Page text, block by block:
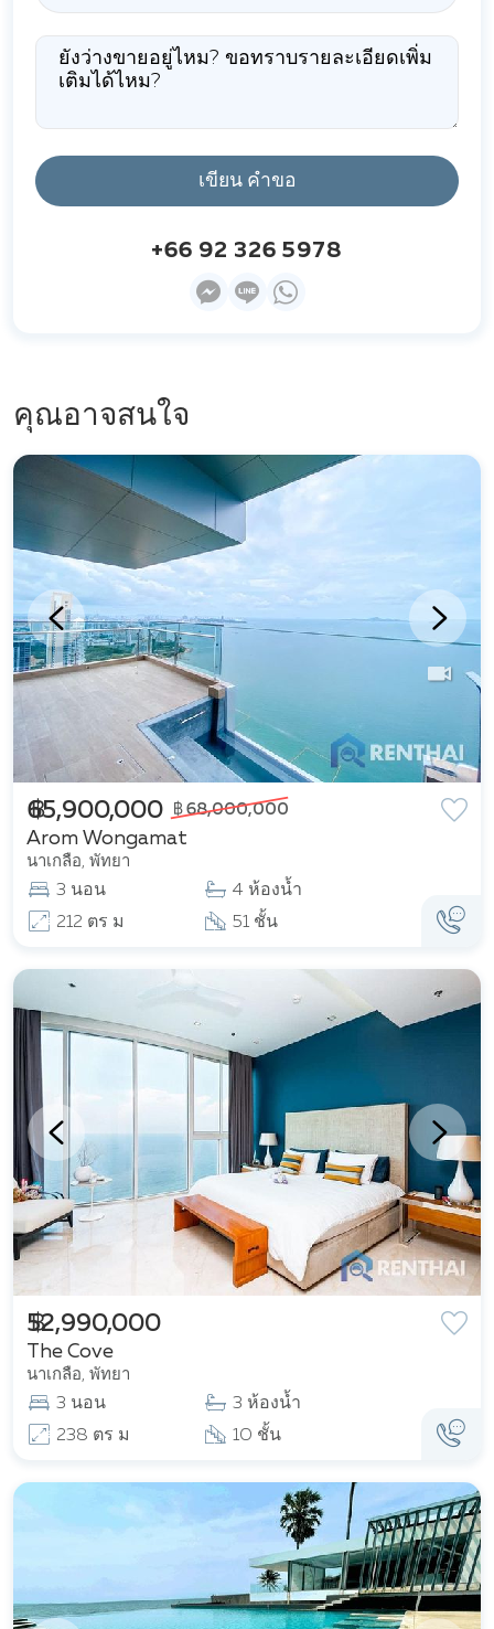
เขียน คำขอ
+66 92 326 5978
คุณอาจสนใจ
Arom Wongamat
นาเกลือ, พัทยา
฿ 65,900,000 ฿ 68,000,000
3 นอน
4 ห้องน้ำ
212 ตร ม
51 ชั้น
The Cove
นาเกลือ, พัทยา
฿ 52,990,000
3 นอน
3 ห้องน้ำ
238 ตร ม
10 ชั้น